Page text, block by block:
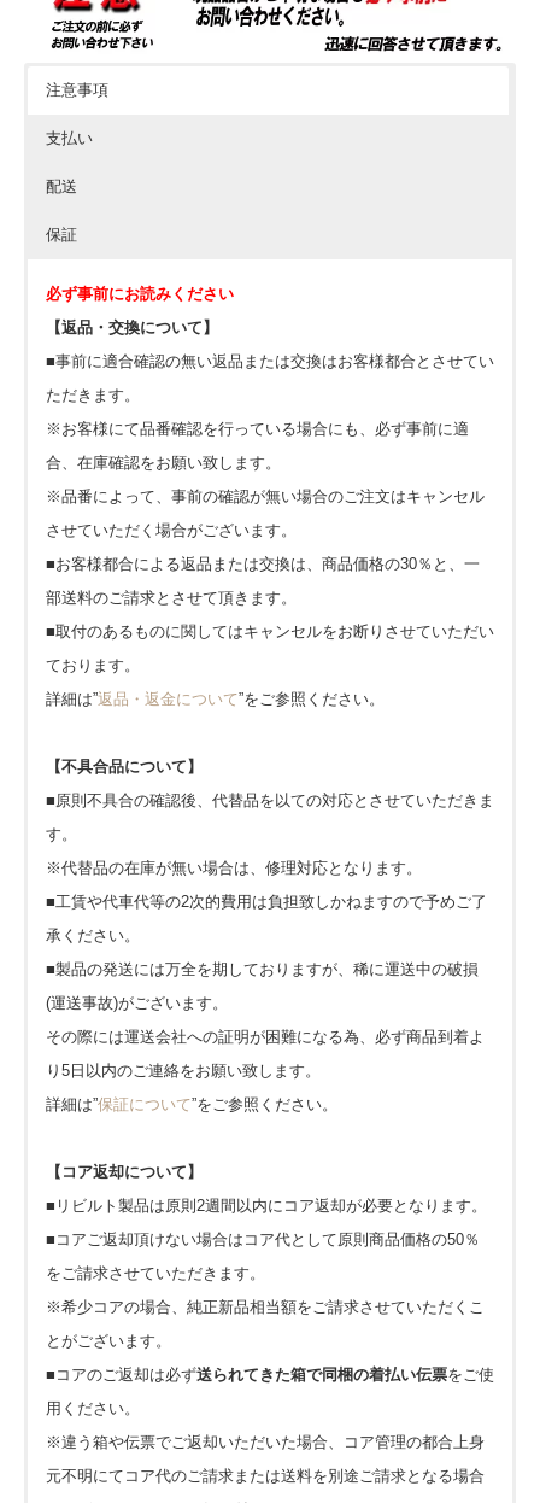
注意事項
支払い
配送
保証
必ず事前にお読みください
【返品・交換について】
■事前に適合確認の無い返品または交換はお客様都合とさせてい
ただきます。
※お客様にて品番確認を行っている場合にも、必ず事前に適
合、在庫確認をお願い致します。
※品番によって、事前の確認が無い場合のご注文はキャンセル
させていただく場合がございます。
■お客様都合による返品または交換は、商品価格の30％と、一
部送料のご請求とさせて頂きます。
■取付のあるものに関してはキャンセルをお断りさせていただい
ております。
詳細は”返品・返金について”をご参照ください。
【不具合品について】
■原則不具合の確認後、代替品を以ての対応とさせていただきま
す。
※代替品の在庫が無い場合は、修理対応となります。
■工賃や代車代等の2次的費用は負担致しかねますので予めご了
承ください。
■製品の発送には万全を期しておりますが、稀に運送中の破損
(運送事故)がございます。
その際には運送会社への証明が困難になる為、必ず商品到着よ
り5日以内のご連絡をお願い致します。
詳細は”保証について”をご参照ください。
【コア返却について】
■リビルト製品は原則2週間以内にコア返却が必要となります。
■コアご返却頂けない場合はコア代として原則商品価格の50％
をご請求させていただきます。
※希少コアの場合、純正新品相当額をご請求させていただくこ
とがございます。
■コアのご返却は必ず送られてきた箱で同梱の着払い伝票をご使
用ください。
※違う箱や伝票でご返却いただいた場合、コア管理の都合上身
元不明にてコア代のご請求または送料を別途ご請求となる場合